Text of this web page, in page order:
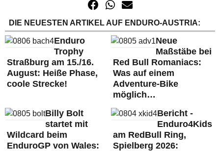
DIE NEUESTEN ARTIKEL AUF ENDURO-AUSTRIA:
Enduro
Trophy
Straßburg am 15./16.
August: Heiße Phase,
coole Strecke!
Neue
Maßstäbe bei
Red Bull Romaniacs:
Was auf einem
Adventure-Bike
möglich…
Billy Bolt
startet mit
Wildcard beim
EnduroGP von Wales:
Bericht -
Enduro4Kids
am RedBull Ring,
Spielberg 2026: